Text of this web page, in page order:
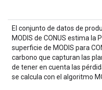
El conjunto de datos de
MODIS de CONUS estima la
superficie de MODIS para
carbono que capturan las
de tener en cuenta las
se calcula con el algoritmo